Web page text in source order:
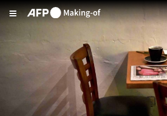
Aller au contenu principal